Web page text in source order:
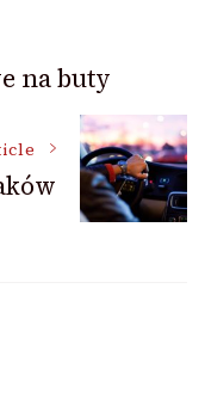
na buty